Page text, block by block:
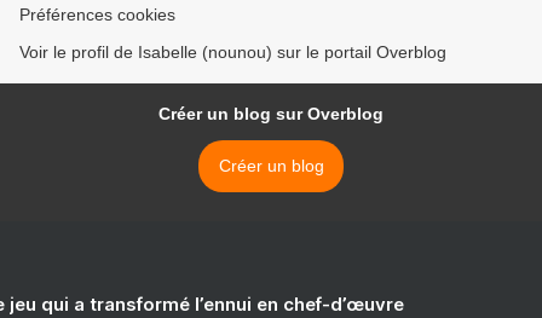
Préférences cookies
Voir le profil de Isabelle (nounou) sur le portail Overblog
Créer un blog sur Overblog
Créer un blog
jeu qui a transformé l’ennui en chef-d’œuvre